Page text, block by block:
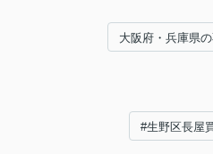
大阪府・兵庫県
#生野区長屋